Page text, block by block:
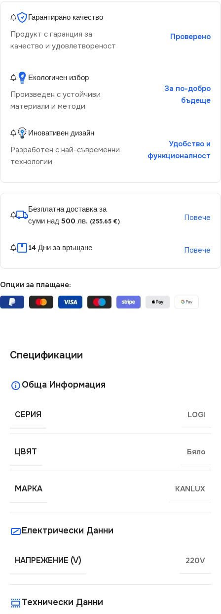
Гарантирано качество
Продукт с гаранция за
качество и удовлетвореност
Проверено
Екологичен избор
Произведен с устойчиви
материали и методи
За по-добро
бъдеще
Иновативен дизайн
Разработен с най-съвременни
технологии
Удобство и
функционалност
Безплатна доставка за
суми над 500 лв. (255.65 €) Повече
14 Дни за връщане Повече
Опции за плащане:
Спецификации
Обща Информация
СЕРИЯ LOGI
ЦВЯТ Бяло
МАРКА KANLUX
Електрически Данни
НАПРЕЖЕНИЕ (V) 220V
Технически Данни